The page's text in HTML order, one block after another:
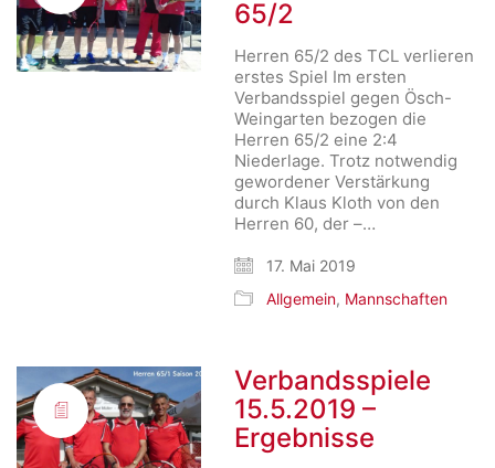
65/2
Herren 65/2 des TCL verlieren
erstes Spiel Im ersten
Verbandsspiel gegen Ösch-
Weingarten bezogen die
Herren 65/2 eine 2:4
Niederlage. Trotz notwendig
gewordener Verstärkung
durch Klaus Kloth von den
Herren 60, der –…
17. Mai 2019
Allgemein, Mannschaften
Verbandsspiele
15.5.2019 –
Ergebnisse